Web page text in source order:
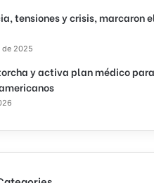
tensiones y crisis, marcaron
de 2025
y activa plan médico